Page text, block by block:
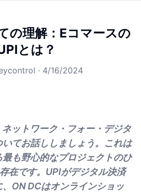
の理解：Eコマースの
とは？
· 4/16/2024
ットワーク・フォー・デジタ
てお話ししましょう。これは
も野心的なプロジェクトのひ
在です。UPIがデジタル決済
ON DCはオンラインショッ